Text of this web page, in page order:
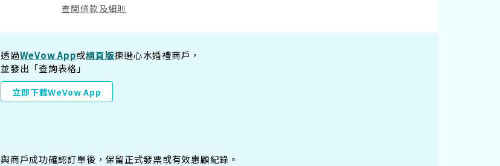
查閱條款及細則
透過WeVow App或網頁版揀選心水婚禮商戶，
並發出「查詢表格」
立即下載WeVow App​
與商戶成功確認訂單後，保留正式發票或有效惠顧紀錄。